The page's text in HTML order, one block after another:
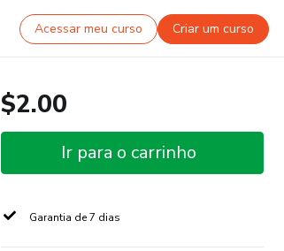
Acessar meu curso Criar um curso
$2.00
Ir para o carrinho
Garantia de 7 dias